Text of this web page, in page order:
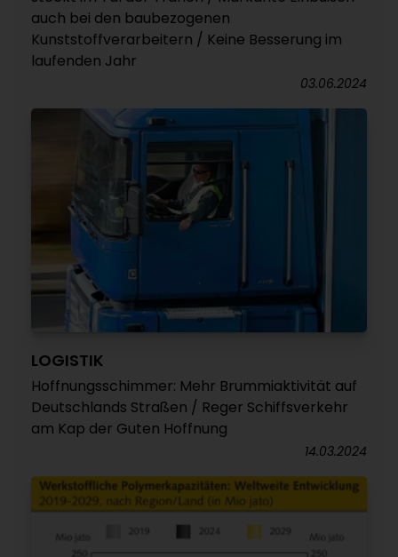
auch bei den baubezogenen
Kunststoffverarbeitern / Keine Besserung im
laufenden Jahr
03.06.2024
LOGISTIK
Hoffnungsschimmer: Mehr Brummiaktivität auf
Deutschlands Straßen / Reger Schiffsverkehr
am Kap der Guten Hoffnung
14.03.2024